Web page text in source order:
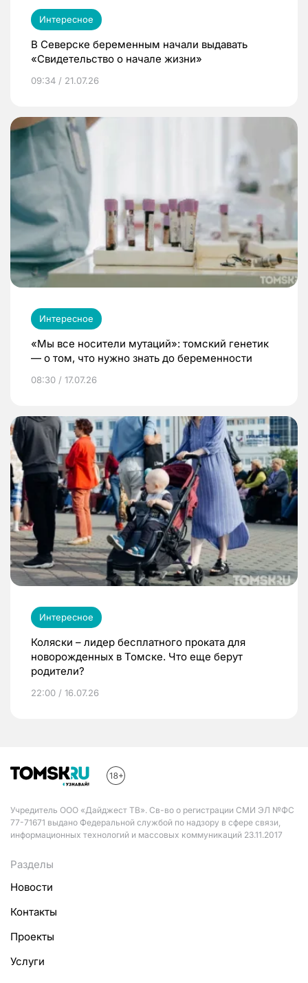
Интересное
В Северске беременным начали выдавать
«Свидетельство о начале жизни»
09:34 / 21.07.26
Интересное
«Мы все носители мутаций»: томский генетик
— о том, что нужно знать до беременности
08:30 / 17.07.26
Интересное
Коляски – лидер бесплатного проката для
новорожденных в Томске. Что еще берут
родители?
22:00 / 16.07.26
Учредитель ООО «Дайджест ТВ». Св-во о регистрации СМИ ЭЛ №ФС
77-71671 выдано Федеральной службой по надзору в сфере связи,
информационных технологий и массовых коммуникаций 23.11.2017
Разделы
Новости
Контакты
Проекты
Услуги